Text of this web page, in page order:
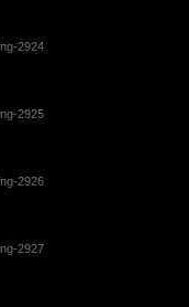
2924
2925
2926
2927